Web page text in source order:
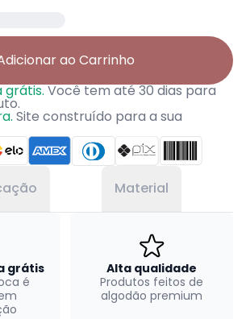
ao Carrinho
grátis.Você tem até 30 dias para
Site construído para a sua
Material
grátis
é
Alta qualidade
Produtos feitos de
algodão premium